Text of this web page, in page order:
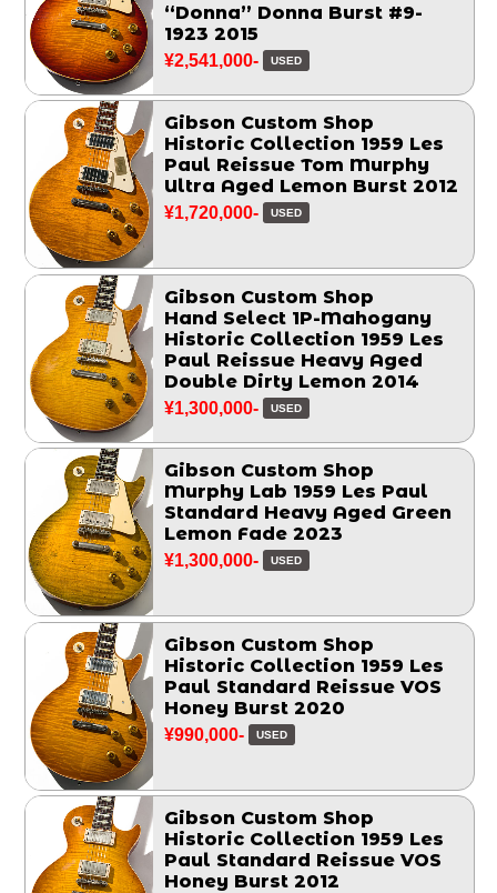
“Donna” Donna Burst #9-
1923 2015
¥2,541,000- USED
Gibson Custom Shop
Historic Collection 1959 Les
Paul Reissue Tom Murphy
Ultra Aged Lemon Burst 2012
¥1,720,000- USED
Gibson Custom Shop
Hand Select 1P-Mahogany
Historic Collection 1959 Les
Paul Reissue Heavy Aged
Double Dirty Lemon 2014
¥1,300,000- USED
Gibson Custom Shop
Murphy Lab 1959 Les Paul
Standard Heavy Aged Green
Lemon Fade 2023
¥1,300,000- USED
Gibson Custom Shop
Historic Collection 1959 Les
Paul Standard Reissue VOS
Honey Burst 2020
¥990,000- USED
Gibson Custom Shop
Historic Collection 1959 Les
Paul Standard Reissue VOS
Honey Burst 2012